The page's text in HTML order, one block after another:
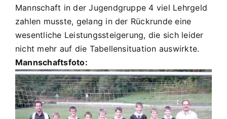
Mannschaft in der Jugendgruppe 4 viel Lehrgeld
zahlen musste, gelang in der Rückrunde eine
wesentliche Leistungssteigerung, die sich leider
nicht mehr auf die Tabellensituation auswirkte.
Mannschaftsfoto: